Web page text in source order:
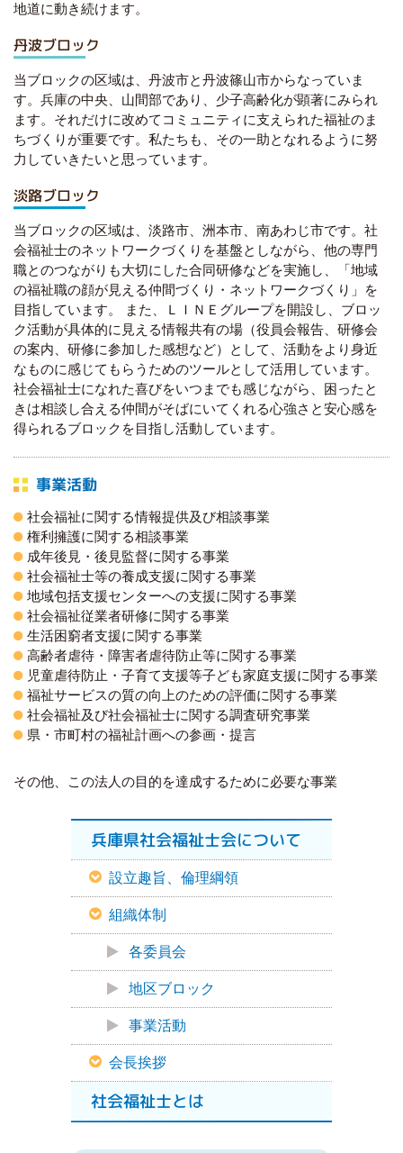
地道に動き続けます。
丹波ブロック
当ブロックの区域は、丹波市と丹波篠山市からなっていま
す。兵庫の中央、山間部であり、少子高齢化が顕著にみられ
ます。それだけに改めてコミュニティに支えられた福祉のま
ちづくりが重要です。私たちも、その一助となれるように努
力していきたいと思っています。
淡路ブロック
当ブロックの区域は、淡路市、洲本市、南あわじ市です。社
会福祉士のネットワークづくりを基盤としながら、他の専門
職とのつながりも大切にした合同研修などを実施し、「地域
の福祉職の顔が見える仲間づくり・ネットワークづくり」を
目指しています。 また、ＬＩＮＥグループを開設し、ブロッ
ク活動が具体的に見える情報共有の場（役員会報告、研修会
の案内、研修に参加した感想など）として、活動をより身近
なものに感じてもらうためのツールとして活用しています。
社会福祉士になれた喜びをいつまでも感じながら、困ったと
きは相談し合える仲間がそばにいてくれる心強さと安心感を
得られるブロックを目指し活動しています。
事業活動
社会福祉に関する情報提供及び相談事業
権利擁護に関する相談事業
成年後見・後見監督に関する事業
社会福祉士等の養成支援に関する事業
地域包括支援センターへの支援に関する事業
社会福祉従業者研修に関する事業
生活困窮者支援に関する事業
高齢者虐待・障害者虐待防止等に関する事業
児童虐待防止・子育て支援等子ども家庭支援に関する事業
福祉サービスの質の向上のための評価に関する事業
社会福祉及び社会福祉士に関する調査研究事業
県・市町村の福祉計画への参画・提言
その他、この法人の目的を達成するために必要な事業
兵庫県社会福祉士会について
設立趣旨、倫理綱領
組織体制
各委員会
地区ブロック
事業活動
会長挨拶
社会福祉士とは